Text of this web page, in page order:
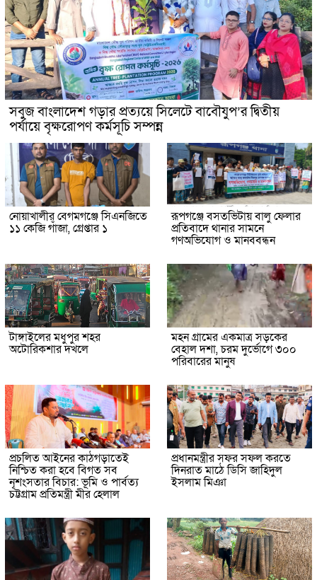
সবুজ বাংলাদেশ গড়ার প্রত্যয়ে সিলেটে বাবৌযুপ’র দ্বিতীয়
পর্যায়ে বৃক্ষরোপণ কর্মসূচি সম্পন্ন
নোয়াখালীর বেগমগঞ্জে সিএনজিতে
১১ কেজি গাঁজা, গ্রেপ্তার ১
রূপগঞ্জে বসতভিটায় বালু ফেলার
প্রতিবাদে থানার সামনে
গণঅভিযোগ ও মানববন্ধন
টাঙ্গাইলের মধুপুর শহর
অটোরিকশার দখলে
মহন গ্রামের একমাত্র সড়কের
বেহাল দশা, চরম দুর্ভোগে ৩০০
পরিবারের মানুষ
প্রচলিত আইনের কাঠগড়াতেই
নিশ্চিত করা হবে বিগত সব
নৃশংসতার বিচার: ভূমি ও পার্বত্য
চট্টগ্রাম প্রতিমন্ত্রী মীর হেলাল
প্রধানমন্ত্রীর সফর সফল করতে
দিনরাত মাঠে ডিসি জাহিদুল
ইসলাম মিঞা